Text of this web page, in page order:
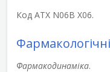
Код АТХ N06В Х06.
Фармакодинаміка.